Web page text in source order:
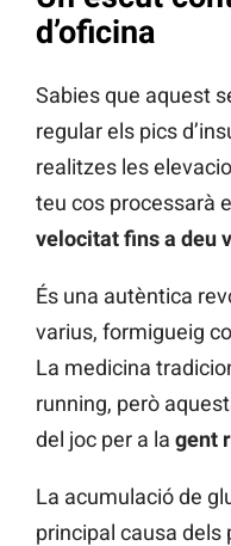
d’oficina
Sabies que aquest
regular els pics
realitzes les
teu cos processarà
velocitat fins a deu
És una autèntica
varius, formigueig
La medicina
running, però
del joc per a la gent
La acumulació de
principal causa